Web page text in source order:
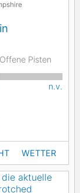
Offene Pisten
n.v.
WETTER